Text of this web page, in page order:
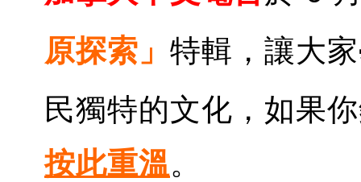
原探索」 特輯，讓大
民獨特的文化，如果
按此重溫。